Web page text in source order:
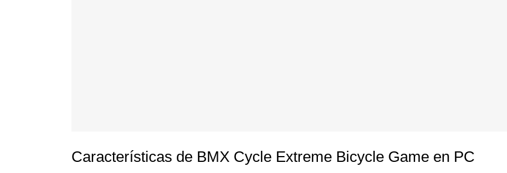
Características de BMX Cycle Extreme Bicycle Game en PC